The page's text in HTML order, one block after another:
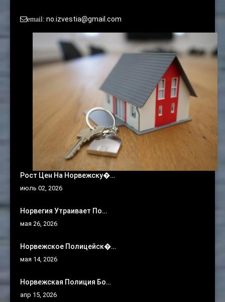
email: no.izvestia@gmail.com
Рост Цен На Норвежску�…
июль 02, 2026
Норвегия Утраивает По…
мая 26, 2026
Норвежское Полицейск�…
мая 14, 2026
Норвежская Полиция Бо…
апр 15, 2026